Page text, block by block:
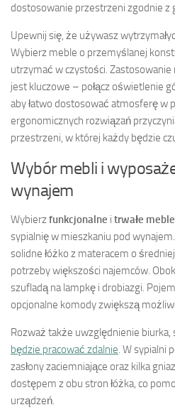
dostosowanie przestrzeni zgodnie z
Upewnij się, że używasz
Wybierz meble o przemyślanej
utrzymać w czystości. Zastosowanie
jest kluczowe – połącz oświetlenie
aby łatwo dostosować atmosferę w
ergonomicznych rozwiązań
przestrzeni, w której każdy będzie
Wybór mebli i
wynajem
Wybierzfunkcjonalne i trwałe meble
sypialnię w mieszkaniu pod
solidne łóżko z materacem o
potrzeby większości najemców.
szufladą na lampkę i drobiazgi.
opcjonalne komody zwiększą
Rozważ także uwzględnienie biurka,
będzie pracować zdalnie . W sypialni
zasłony zaciemniające oraz kilka
dostępem z obu stron łóżka, co
urządzeń.